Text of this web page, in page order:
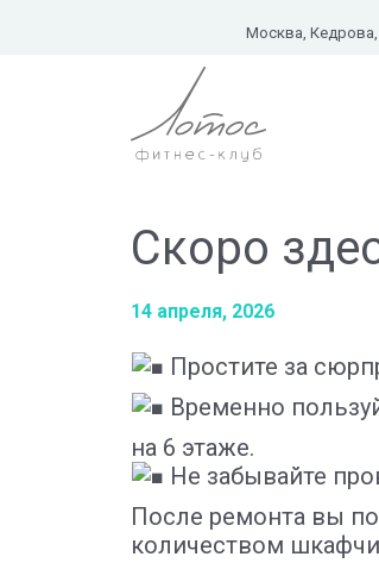
Москва, Кедрова,
Скоро
14 апреля, 2026
Простите за
Временно
на 6 этаже.
Не забывайте
После ремонта вы
количеством